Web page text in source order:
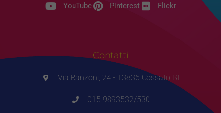
YouTube
Pinterest Flickr
Contatti
Via Ranzoni, 24 - 13836 Cossato BI
015.9893532/530